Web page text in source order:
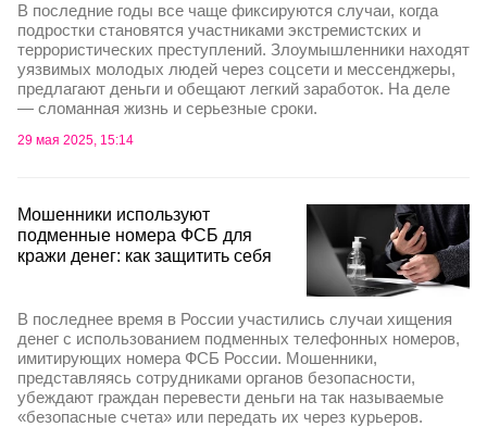
В последние годы все чаще фиксируются случаи, когда
подростки становятся участниками экстремистских и
террористических преступлений. Злоумышленники находят
уязвимых молодых людей через соцсети и мессенджеры,
предлагают деньги и обещают легкий заработок. На деле
— сломанная жизнь и серьезные сроки.
29 мая 2025, 15:14
Мошенники используют
подменные номера ФСБ для
кражи денег: как защитить себя
В последнее время в России участились случаи хищения
денег с использованием подменных телефонных номеров,
имитирующих номера ФСБ России. Мошенники,
представляясь сотрудниками органов безопасности,
убеждают граждан перевести деньги на так называемые
«безопасные счета» или передать их через курьеров.